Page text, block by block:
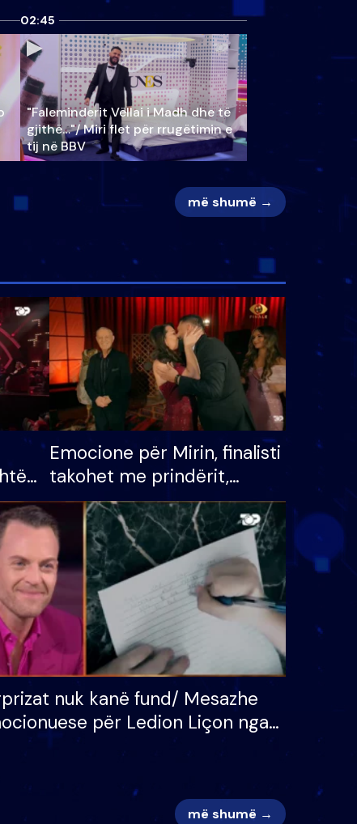
02:45
"Faleminderit Vëllai i Madh dhe të
gjithë…"/ Miri flet për rrugëtimin e
tij në BBV
më shumë →
Emocione për Mirin, finalisti
takohet me prindërit,
vajzën dhe bashkëshorten:
S’kemi ndonjë letër divorci
apo jo?
nuk kanë fund/ Mesazhe
për Ledion Liçon nga
dhe fëmijët e tij, moderatori
më shumë →